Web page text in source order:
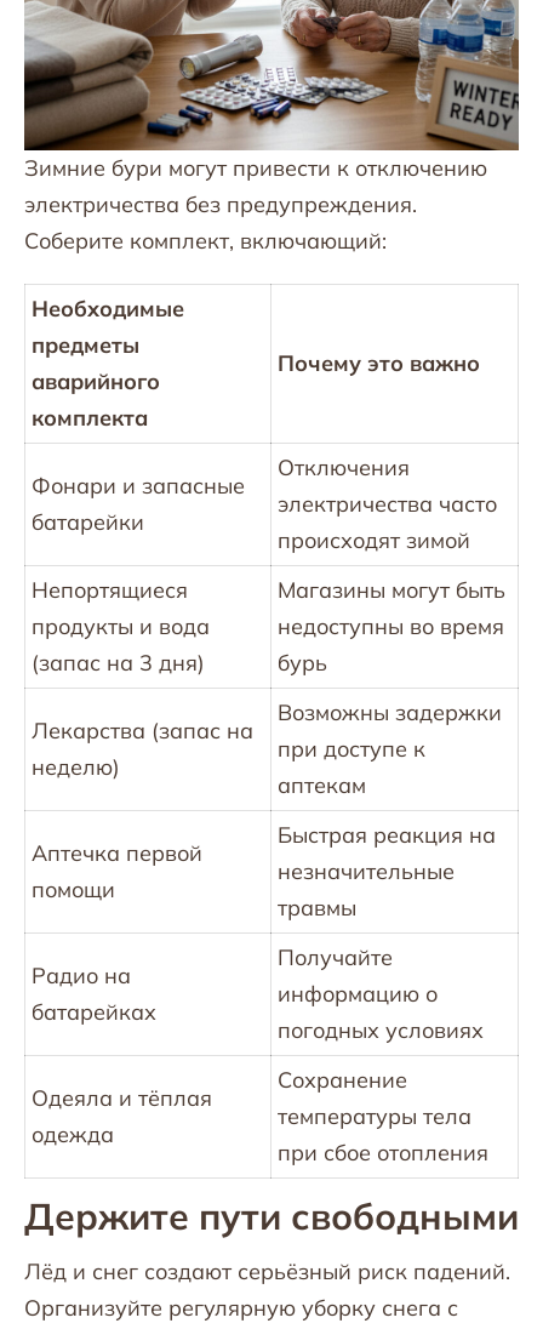
Зимние бури могут привести к отключению
электричества без предупреждения.
Соберите комплект, включающий:
Необходимые
предметы
аварийного
комплекта
Почему это важно
Фонари и запасные
батарейки
Отключения
электричества часто
происходят зимой
Непортящиеся
продукты и вода
(запас на 3 дня)
Магазины могут быть
недоступны во время
бурь
Лекарства (запас на
неделю)
Возможны задержки
при доступе к
аптекам
Аптечка первой
помощи
Быстрая реакция на
незначительные
травмы
Радио на
батарейках
Получайте
информацию о
погодных условиях
Одеяла и тёплая
одежда
Сохранение
температуры тела
при сбое отопления
Держите пути свободными
Лёд и снег создают серьёзный риск падений.
Организуйте регулярную уборку снега с